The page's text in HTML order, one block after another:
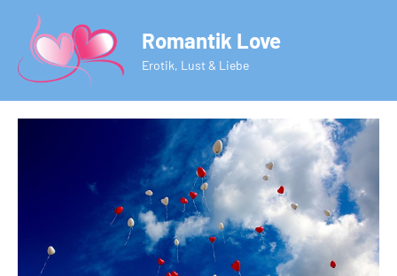
Inhalt
springen
Romantik Love
Erotik, Lust & Liebe